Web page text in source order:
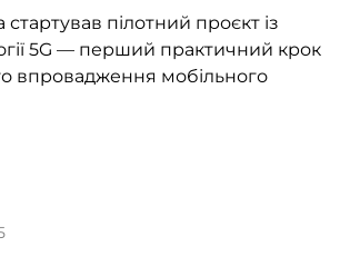
пілотний проєкт із
5G — перший практичний крок
впровадження мобільного